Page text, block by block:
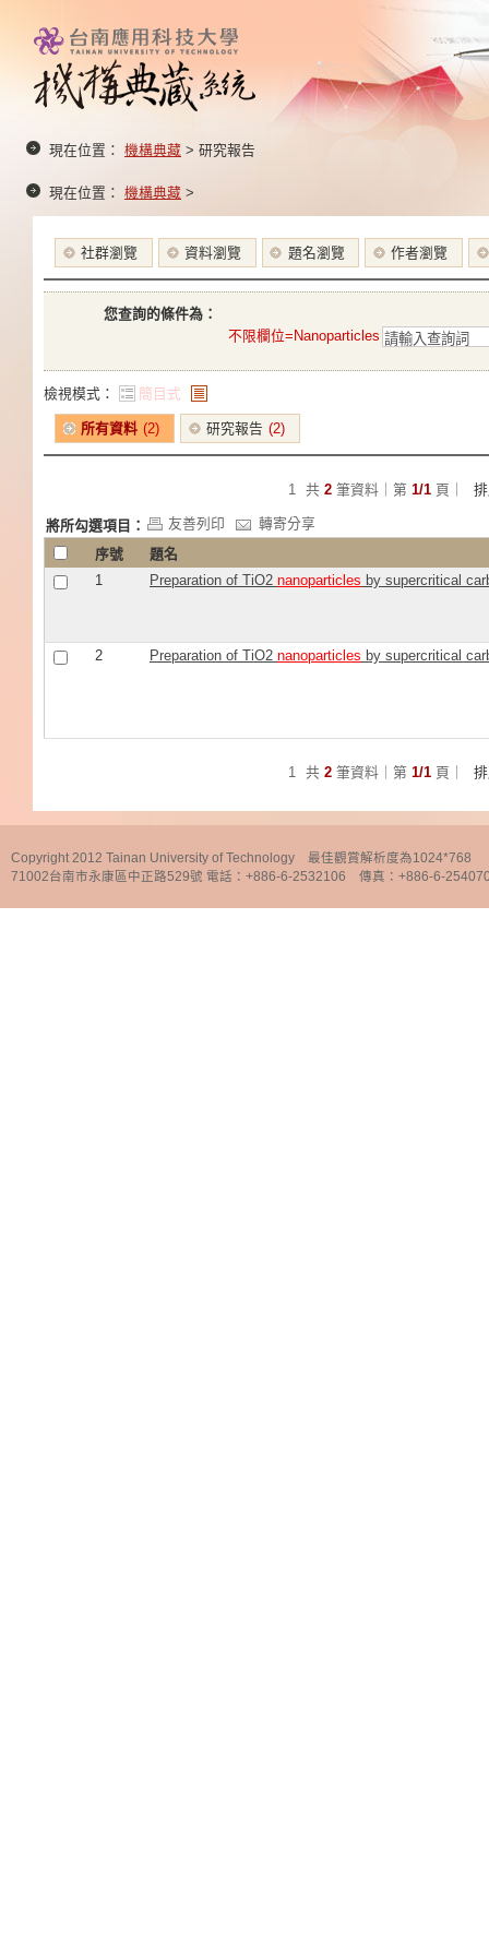
現在位置： 機構典藏 > 研究報告
現在位置： 機構典藏 >
社群瀏覽 資料瀏覽 題名瀏覽 作者瀏覽
您查詢的條件為：
不限欄位=Nanoparticles
檢視模式： 簡目式
所有資料 (2) 研究報告 (2)
1 共 2 筆資料｜第 1/1 頁｜
將所勾選項目： 友善列印
轉寄分享
序號
題名
1
Preparation of TiO2 nanoparticles by supercritical
2 Preparation of TiO2 nanoparticles by supercritical
1 共 2 筆資料｜第 1/1 頁｜
Copyright 2012 Tainan University of Technology 最佳觀賞解析度為1024*768
71002台南市永康區中正路529號 電話：+886-6-2532106 傳真：+886-6-